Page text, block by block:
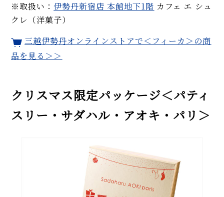
※取扱い： 伊勢丹新宿店 本館地下1階 カフェ エ シュ
クレ（洋菓子）
三越伊勢丹オンラインストアで＜フィーカ＞の商
品を見る＞＞
クリスマス限定パッケージ＜パティ
スリー・サダハル・アオキ・パリ＞